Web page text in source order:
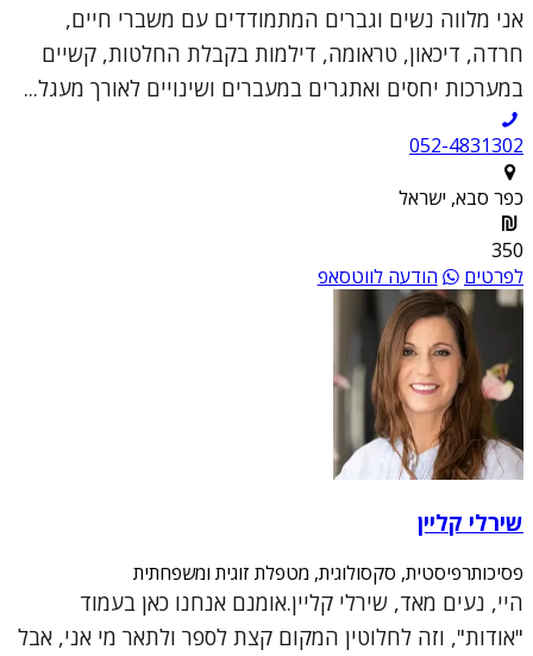
אני מלווה נשים וגברים המתמודדים עם משברי חיים,
חרדה, דיכאון, טראומה, דילמות בקבלת החלטות, קשיים
במערכות יחסים ואתגרים במעברים ושינויים לאורך מעגל...
052-4831302
כפר סבא, ישראל
350
לפרטים
הודעה לווטסאפ
שירלי קליין
פסיכותרפיסטית, סקסולוגית, מטפלת זוגית ומשפחתית
היי, נעים מאד, שירלי קליין.אומנם אנחנו כאן בעמוד
"אודות", וזה לחלוטין המקום קצת לספר ולתאר מי אני, אבל